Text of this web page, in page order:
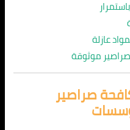
عازلة
موثوقة
صراصير